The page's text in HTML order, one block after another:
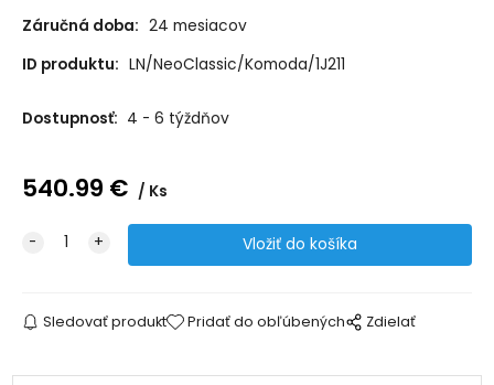
Záručná doba: 24 mesiacov
ID produktu: LN/NeoClassic/Komoda/1J211
Dostupnosť: 4 - 6 týždňov
540.99 € Ks
Sledovať produkt Pridať do obľúbených Zdielať